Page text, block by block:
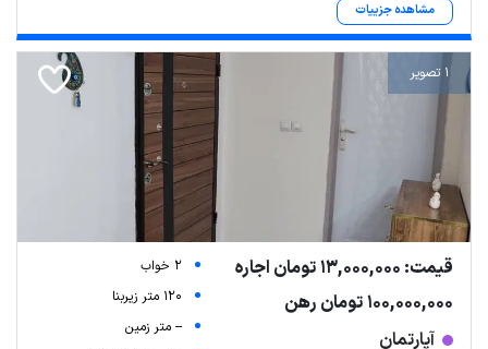
مشاهده جزییات
1 تصویر
قیمت: 13,000,000 تومان اجاره
100,000,000 تومان رهن
آپارتمان
2 خواب
120 متر زیربنا
-- متر زمین